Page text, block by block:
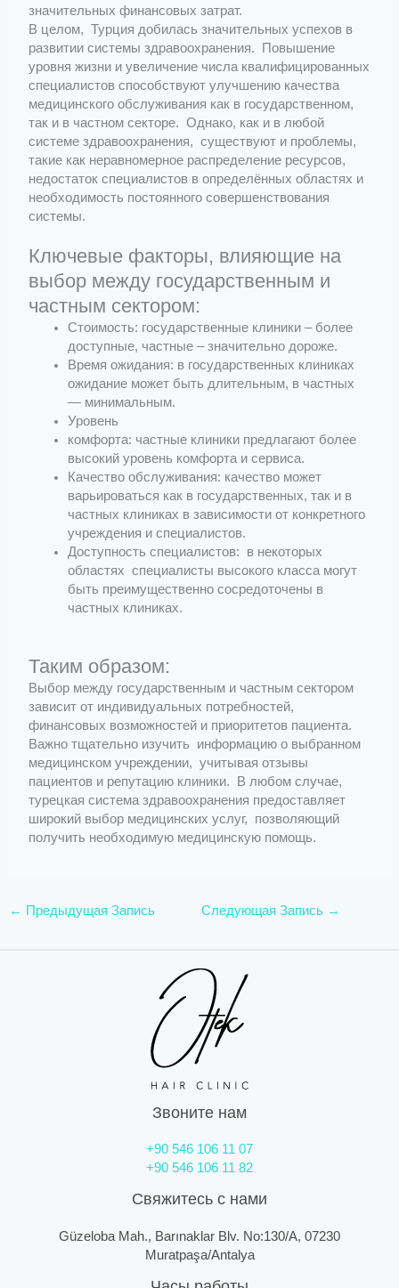
значительных финансовых затрат.
В целом, Турция добилась значительных успехов в
развитии системы здравоохранения. Повышение
уровня жизни и увеличение числа квалифицированных
специалистов способствуют улучшению качества
медицинского обслуживания как в государственном,
так и в частном секторе. Однако, как и в любой
системе здравоохранения, существуют и проблемы,
такие как неравномерное распределение ресурсов,
недостаток специалистов в определённых областях и
необходимость постоянного совершенствования
системы.
Ключевые факторы, влияющие на
выбор между государственным и
частным сектором:
Стоимость: государственные клиники – более
доступные, частные – значительно дороже.
Время ожидания: в государственных клиниках
ожидание может быть длительным, в частных
— минимальным.
Уровень
комфорта: частные клиники предлагают более
высокий уровень комфорта и сервиса.
Качество обслуживания: качество может
варьироваться как в государственных, так и в
частных клиниках в зависимости от конкретного
учреждения и специалистов.
Доступность специалистов: в некоторых
областях специалисты высокого класса могут
быть преимущественно сосредоточены в
частных клиниках.
Таким образом:
Выбор между государственным и частным сектором
зависит от индивидуальных потребностей,
финансовых возможностей и приоритетов пациента.
Важно тщательно изучить информацию о выбранном
медицинском учреждении, учитывая отзывы
пациентов и репутацию клиники. В любом случае,
турецкая система здравоохранения предоставляет
широкий выбор медицинских услуг, позволяющий
получить необходимую медицинскую помощь.
← Предыдущая Запись Следующая Запись →
Звоните нам
+90 546 106 11 07
+90 546 106 11 82
Свяжитесь с нами
Güzeloba Mah., Barınaklar Blv. No:130/A, 07230
Muratpaşa/Antalya